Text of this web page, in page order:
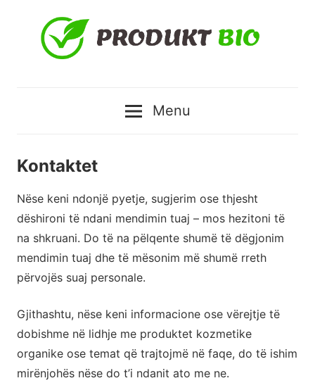
Produkte
natyrale
me
çmimin
më
të
mirë
Menu
Kontaktet
Nëse keni ndonjë pyetje, sugjerim ose thjesht
dëshironi të ndani mendimin tuaj – mos hezitoni të
na shkruani. Do të na pëlqente shumë të dëgjonim
mendimin tuaj dhe të mësonim më shumë rreth
përvojës suaj personale.
Gjithashtu, nëse keni informacione ose vërejtje të
dobishme në lidhje me produktet kozmetike
organike ose temat që trajtojmë në faqe, do të ishim
mirënjohës nëse do t’i ndanit ato me ne.